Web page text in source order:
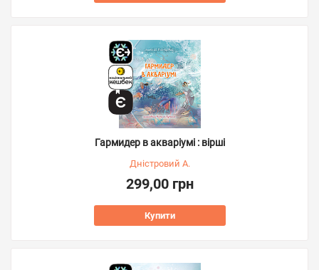
Гармидер в акваріумі : вірші
Дністровий А.
299,00 грн
Купити